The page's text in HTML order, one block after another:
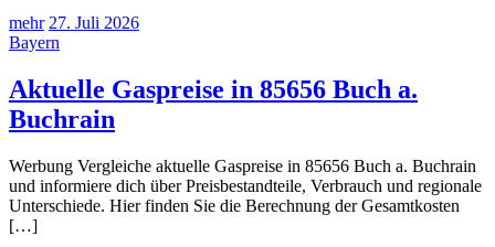
mehr 27. Juli 2026
Bayern
Aktuelle Gaspreise in 85656 Buch a.
Buchrain
Werbung Vergleiche aktuelle Gaspreise in 85656 Buch a. Buchrain
und informiere dich über Preisbestandteile, Verbrauch und regionale
Unterschiede. Hier finden Sie die Berechnung der Gesamtkosten
[…]